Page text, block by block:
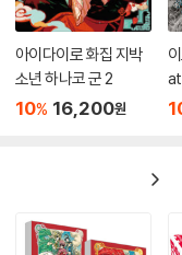
아이다이로 화집 지박
소년 하나코 군 2
10% 16,200원